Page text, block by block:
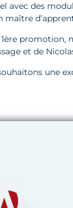
avec des
maître
promotion,
et de
une
de